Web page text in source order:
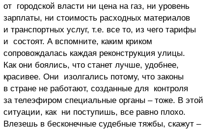
от городской власти ни цена на газ, ни уровень
зарплаты, ни стоимость расходных материалов
и транспортных услуг, т.е. все то, из чего тарифы
и состоят. А вспомните, каким криком
сопровождалась каждая реконструкция улицы.
Как они боялись, что станет лучше, удобнее,
красивее. Они изолгались потому, что законы
в стране не работают, созданные для контроля
за телеэфиром специальные органы – тоже. В этой
ситуации, как ни поступишь, все равно плохо.
Влезешь в бесконечные судебные тяжбы, скажут –